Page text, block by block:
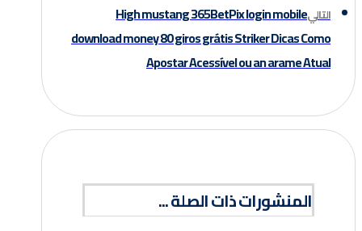
التاليHigh mustang 365BetPix login mobile
download money 80 giros grátis Striker Dicas Como
Apostar Acessível ou an arame Atual
المنشورات ذات الصلة ...